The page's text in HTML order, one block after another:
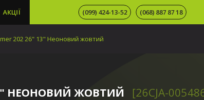
АКЦІЇ (099) 424-13-52 (068) 887 87 18
202 26" 13" Неоновий жовтий
НЕОНОВИЙ ЖОВТИЙ [26CJA-